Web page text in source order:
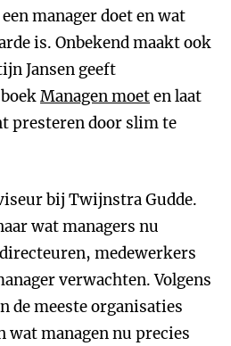
manager doet en wat
is. Onbekend maakt ook
Jansen geeft
Managen moeten laat
presteren door slim te
bij Twijnstra Gudde.
wat managers nu
medewerkers
verwachten. Volgens
de meeste organisaties
wat managen nu precies